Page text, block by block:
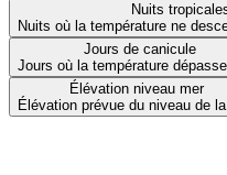
Nuits
Nuits où la température ne
Jours de canicule
Jours où la température
Élévation niveau mer
Élévation prévue du niveau de